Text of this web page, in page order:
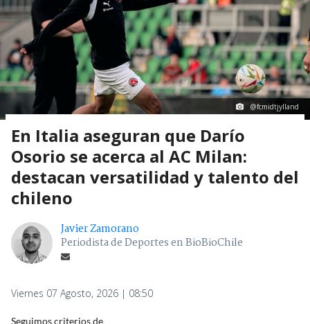
@fcmidtjylland
En Italia aseguran que Darío
Osorio se acerca al AC Milan:
destacan versatilidad y talento del
chileno
Javier Zamorano
Periodista de Deportes en BioBioChile
Viernes 07 Agosto, 2026 | 08:50
Seguimos criterios de